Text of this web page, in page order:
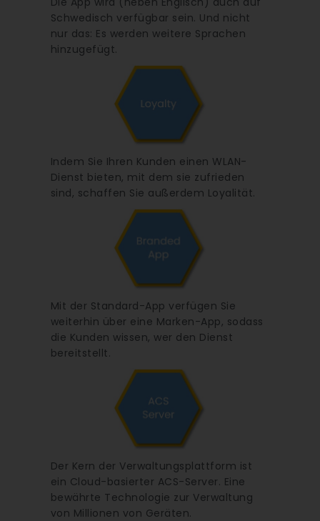
Schwedisch verfügbar sein. Und nicht
nur das: Es werden weitere Sprachen
hinzugefügt.
Indem Sie Ihren Kunden einen WLAN-
Dienst bieten, mit dem sie zufrieden
sind, schaffen Sie außerdem Loyalität.
Mit der Standard-App verfügen Sie
weiterhin über eine Marken-App, sodass
die Kunden wissen, wer den Dienst
bereitstellt.
Der Kern der Verwaltungsplattform ist
ein Cloud-basierter ACS-Server. Eine
bewährte Technologie zur Verwaltung
von Millionen von Geräten.